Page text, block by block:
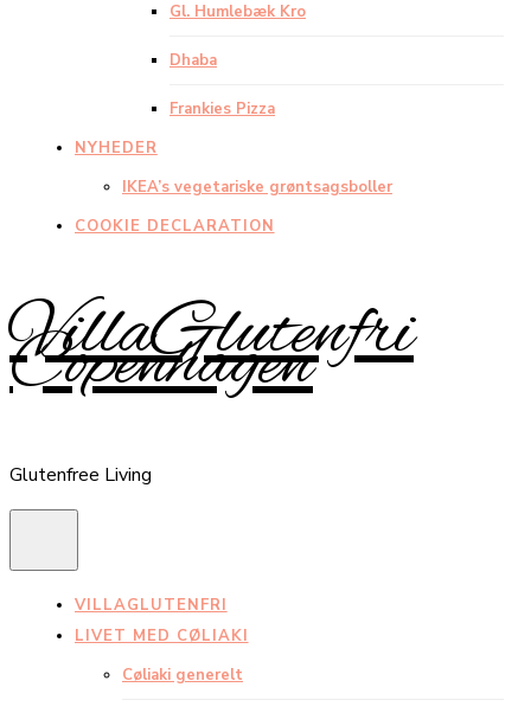
Gl. Humlebæk Kro
Dhaba
Frankies Pizza
NYHEDER
IKEA’s vegetariske grøntsagsboller
COOKIE DECLARATION
VillaGlutenfri
Copenhagen
Glutenfree Living
VILLAGLUTENFRI
LIVET MED CØLIAKI
Cøliaki generelt